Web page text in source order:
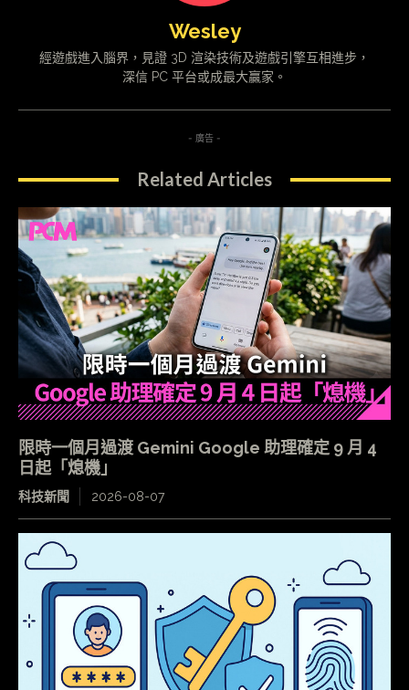
Wesley
經遊戲進入腦界，見證 3D 渲染技術及遊戲引擎互相進步，
深信 PC 平台或成最大贏家。
- 廣告 -
Related Articles
限時一個月過渡 Gemini Google 助理確定 9 月 4
日起「熄機」
科技新聞 2026-08-07